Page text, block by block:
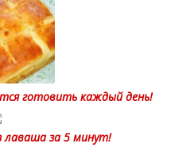
готовить каждый день!
лаваша за 5 минут!